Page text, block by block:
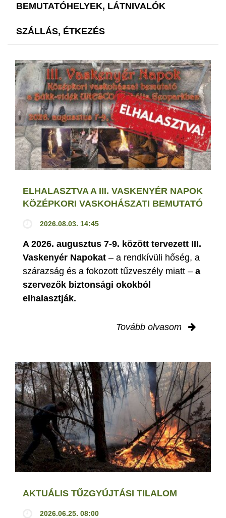
BEMUTATÓHELYEK, LÁTNIVALÓK
SZÁLLÁS, ÉTKEZÉS
ELHALASZTVA A III. VASKENYÉR NAPOK
KÖZÉPKORI VASKOHÁSZATI BEMUTATÓ
2026.08.03. 14:45
A 2026. augusztus 7-9. között tervezett III.
Vaskenyér Napokat – a rendkívüli hőség, a
szárazság és a fokozott tűzveszély miatt – a
szervezők biztonsági okokból
elhalasztják.
Tovább olvasom
AKTUÁLIS TŰZGYÚJTÁSI TILALOM
2026.06.25. 08:00